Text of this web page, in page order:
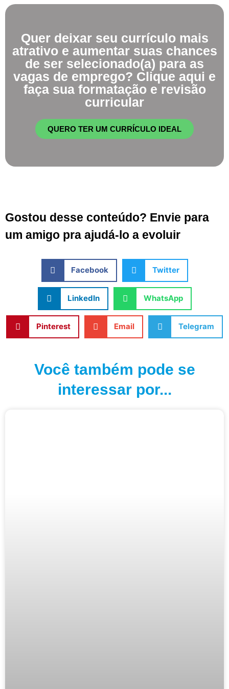
Quer deixar seu currículo mais
atrativo e aumentar suas chances
de ser selecionado(a) para as
vagas de emprego? Clique aqui e
faça sua formatação e revisão
curricular
QUERO TER UM CURRÍCULO IDEAL
Gostou desse conteúdo? Envie para
um amigo pra ajudá-lo a evoluir
Facebook Twitter
LinkedIn WhatsApp
Pinterest Email Telegram
Você também pode se
interessar por...